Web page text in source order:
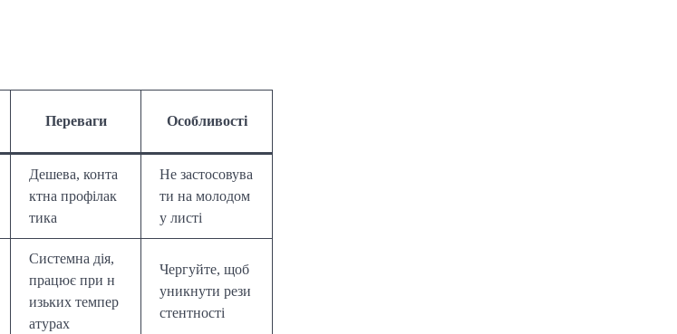
Переваги Особливості
Дешева, конта
ктна профілак
тика
Не застосовува
ти на молодом
у листі
Системна дія,
працює при н
изьких темпер
атурах
Чергуйте, щоб
уникнути рези
стентності